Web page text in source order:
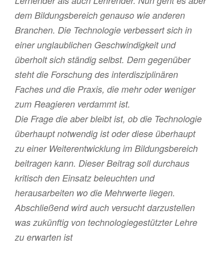
dem Bildungsbereich genauso wie anderen
Branchen. Die Technologie verbessert sich in
einer unglaublichen Geschwindigkeit und
überholt sich ständig selbst. Dem gegenüber
steht die Forschung des interdisziplinären
Faches und die Praxis, die mehr oder weniger
zum Reagieren verdammt ist.
Die Frage die aber bleibt ist, ob die Technologie
überhaupt notwendig ist oder diese überhaupt
zu einer Weiterentwicklung im Bildungsbereich
beitragen kann. Dieser Beitrag soll durchaus
kritisch den Einsatz beleuchten und
herausarbeiten wo die Mehrwerte liegen.
Abschließend wird auch versucht darzustellen
was zukünftig von technologiegestützter Lehre
zu erwarten ist